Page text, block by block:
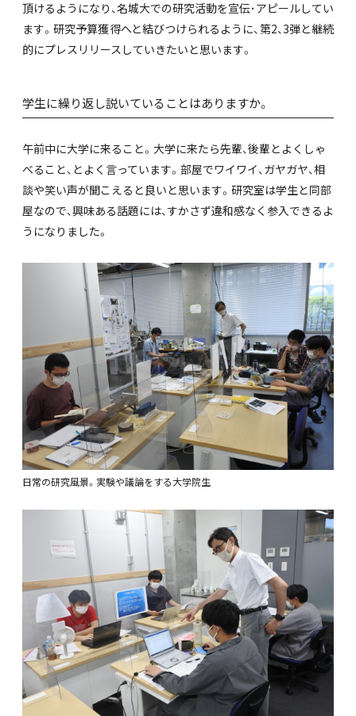
頂けるようになり、名城大での研究活動を宣伝･アピールしてい
ます。研究予算獲得へと結びつけられるように、第2、3弾と継続
的にプレスリリースしていきたいと思います。
学生に繰り返し説いていることはありますか。
午前中に大学に来ること。大学に来たら先輩、後輩とよくしゃ
べること、とよく言っています。部屋でワイワイ、ガヤガヤ、相
談や笑い声が聞こえると良いと思います。研究室は学生と同部
屋なので、興味ある話題には、すかさず違和感なく参入できるよ
うになりました。
日常の研究風景。実験や議論をする大学院生